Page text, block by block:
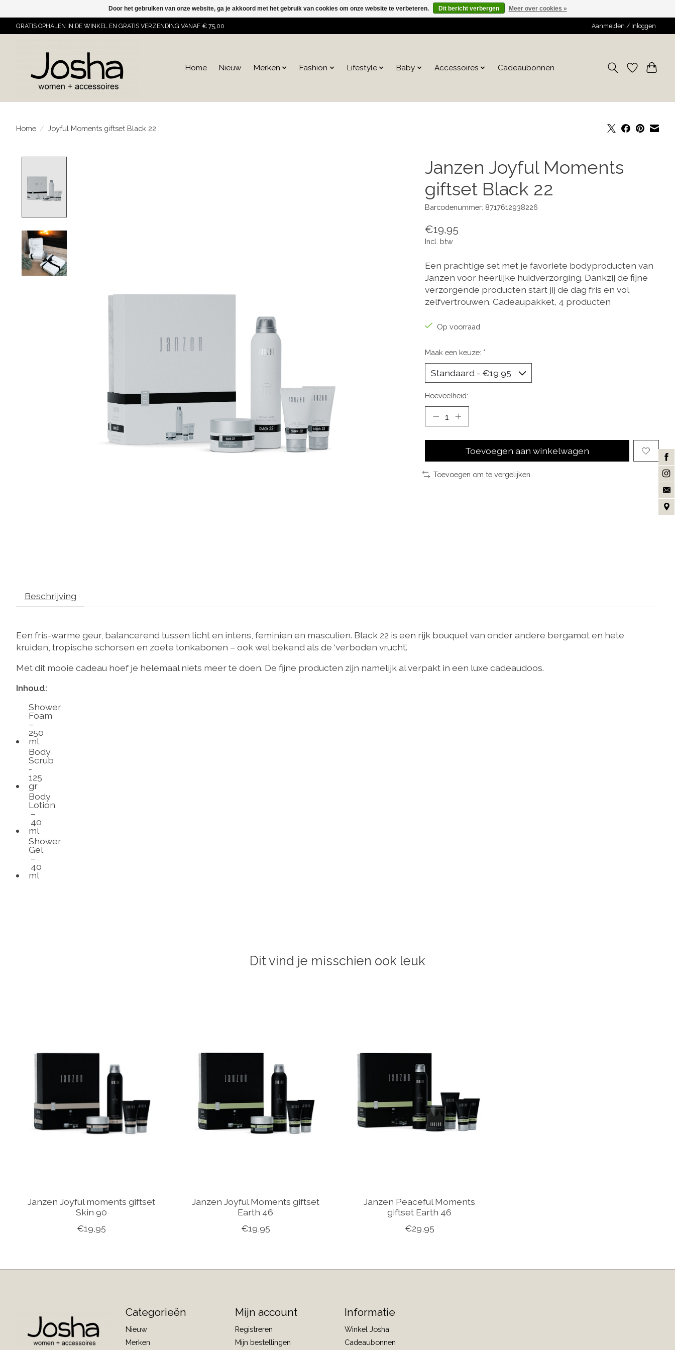
GRATIS OPHALEN IN DE WINKEL EN GRATIS VERZENDING VANAF € 75,00 Aanmelden / Inloggen
Home Nieuw Merken Fashion Lifestyle Baby Accessoires Cadeaubonnen
Home / Joyful Moments giftset Black 22
Janzen Joyful Moments
giftset Black 22
Barcodenummer: 8717612938226
€19,95
Incl. btw
Een prachtige set met je favoriete bodyproducten van
Janzen voor heerlijke huidverzorging. Dankzij de fijne
verzorgende producten start jij de dag fris en vol
zelfvertrouwen. Cadeaupakket, 4 producten
Op voorraad
Maak een keuze: *
Hoeveelheid:
Toevoegen aan winkelwagen
Toevoegen om te vergelijken
Beschrijving
Een fris-warme geur, balancerend tussen licht en intens, feminien en masculien. Black 22 is een rijk bouquet van onder andere bergamot en hete
kruiden, tropische schorsen en zoete tonkabonen – ook wel bekend als de ‘verboden vrucht’.
Met dit mooie cadeau hoef je helemaal niets meer te doen. De fijne producten zijn namelijk al verpakt in een luxe cadeaudoos.
Inhoud:
Shower
Foam
–
250
ml
Body
Scrub
-
125
gr
Body
Lotion
–
40
ml
Shower
Gel
–
40
ml
Dit vind je misschien ook leuk
Janzen Joyful moments giftset
Skin 90
€19,95
Janzen Joyful Moments giftset
Earth 46
€19,95
Janzen Peaceful Moments
giftset Earth 46
€29,95
Categorieën
Nieuw
Merken
Mijn account
Registreren
Mijn bestellingen
Informatie
Winkel Josha
Cadeaubonnen
Door het gebruiken van onze website, ga je akkoord met het gebruik van cookies om onze website te verbeteren. Dit bericht verbergen Meer over cookies »